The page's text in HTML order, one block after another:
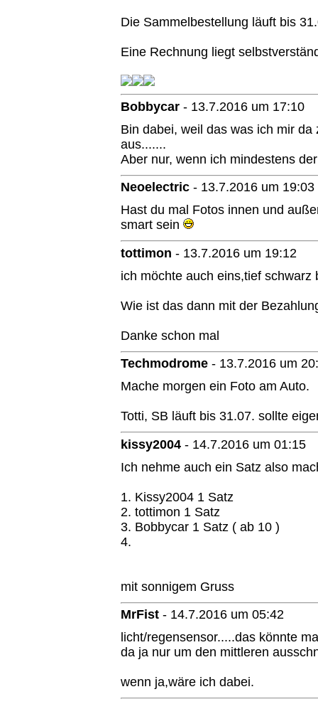
Die Sammelbestellung läuft bis
Eine Rechnung liegt
Bobbycar - 13.7.2016 um 17:10
Bin dabei, weil das was ich mir
aus.......
Aber nur, wenn ich mindestens
Neoelectric - 13.7.2016 um 19:03
Hast du mal Fotos innen und
smart sein
tottimon - 13.7.2016 um 19:12
ich möchte auch eins,tief schwarz
Wie ist das dann mit der
Danke schon mal
Techmodrome - 13.7.2016 um
Mache morgen ein Foto am Auto.
Totti, SB läuft bis 31.07. sollte
kissy2004 - 14.7.2016 um 01:15
Ich nehme auch ein Satz also
1. Kissy2004 1 Satz
2. tottimon 1 Satz
3. Bobbycar 1 Satz ( ab 10 )
4.
mit sonnigem Gruss
MrFist - 14.7.2016 um 05:42
licht/regensensor.....das könnte
da ja nur um den mittleren
wenn ja,wäre ich dabei.